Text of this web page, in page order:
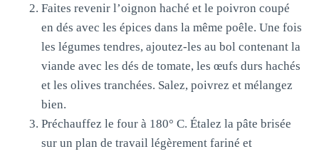
Faites revenir l’oignon haché et le poivron coupé
en dés avec les épices dans la même poêle. Une fois
les légumes tendres, ajoutez-les au bol contenant la
viande avec les dés de tomate, les œufs durs hachés
et les olives tranchées. Salez, poivrez et mélangez
bien.
Préchauffez le four à 180° C. Étalez la pâte brisée
sur un plan de travail légèrement fariné et